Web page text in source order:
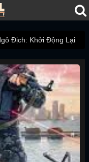
Địch: Khởi Động Lại